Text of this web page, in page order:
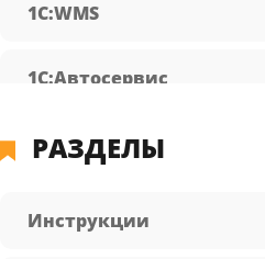
1С:WMS
1С:Автосервис
1С:Бухгалтерия
РАЗДЕЛЫ
Инструкции